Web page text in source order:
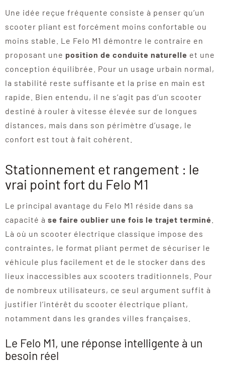
Une idée reçue fréquente consiste à penser qu’un
scooter pliant est forcément moins confortable ou
moins stable. Le Felo M1 démontre le contraire en
proposant une position de conduite naturelle et une
conception équilibrée. Pour un usage urbain normal,
la stabilité reste suffisante et la prise en main est
rapide. Bien entendu, il ne s’agit pas d’un scooter
destiné à rouler à vitesse élevée sur de longues
distances, mais dans son périmètre d’usage, le
confort est tout à fait cohérent.
Stationnement et rangement : le
vrai point fort du Felo M1
Le principal avantage du Felo M1 réside dans sa
capacité à se faire oublier une fois le trajet terminé
Là où un scooter électrique classique impose des
contraintes, le format pliant permet de sécuriser le
véhicule plus facilement et de le stocker dans des
lieux inaccessibles aux scooters traditionnels. Pour
de nombreux utilisateurs, ce seul argument suffit à
justifier l’intérêt du scooter électrique pliant,
notamment dans les grandes villes françaises.
Le Felo M1, une réponse intelligente à un
besoin réel